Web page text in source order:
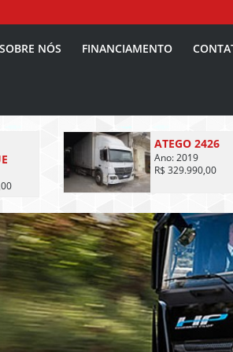
SOBRE NÓS FINANCIAMENTO
ATEGO 2426
Ano: 2019
R$ 329.990,00